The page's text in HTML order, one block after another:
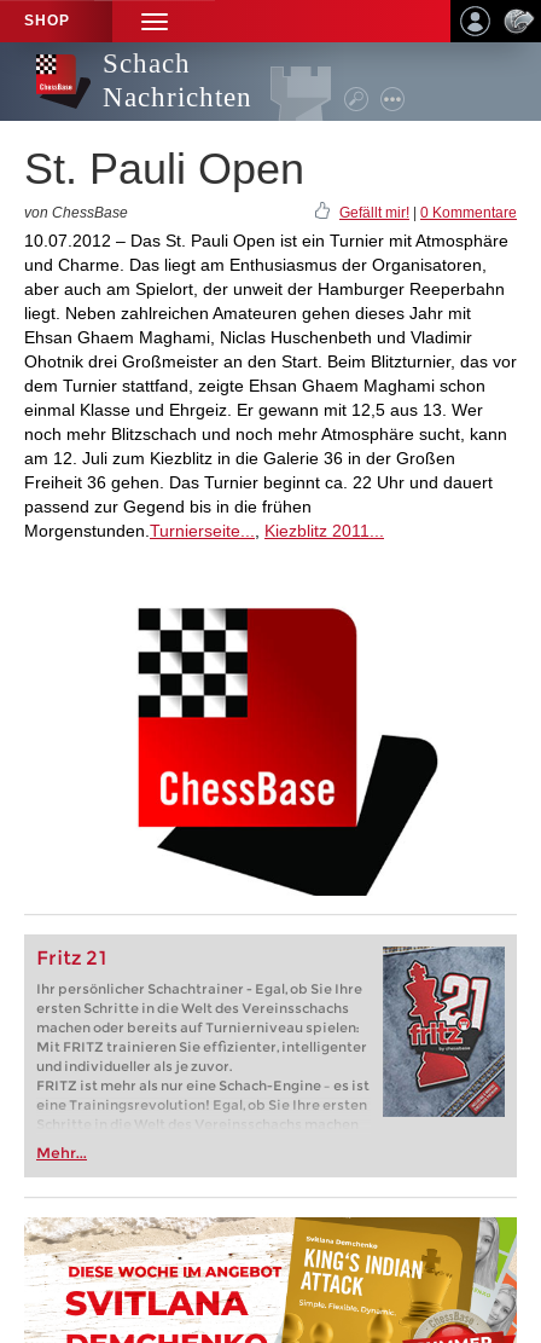
SHOP
TOGGLE
NAVIGATION
Schach
Nachrichten
St. Pauli Open
von ChessBase Gefällt mir! 0 Kommentare
10.07.2012 – Das St. Pauli Open ist ein Turnier mit Atmosphäre
und Charme. Das liegt am Enthusiasmus der Organisatoren,
aber auch am Spielort, der unweit der Hamburger Reeperbahn
liegt. Neben zahlreichen Amateuren gehen dieses Jahr mit
Ehsan Ghaem Maghami, Niclas Huschenbeth und Vladimir
Ohotnik drei Großmeister an den Start. Beim Blitzturnier, das vor
dem Turnier stattfand, zeigte Ehsan Ghaem Maghami schon
einmal Klasse und Ehrgeiz. Er gewann mit 12,5 aus 13. Wer
noch mehr Blitzschach und noch mehr Atmosphäre sucht, kann
am 12. Juli zum Kiezblitz in die Galerie 36 in der Großen
Freiheit 36 gehen. Das Turnier beginnt ca. 22 Uhr und dauert
passend zur Gegend bis in die frühen
Morgenstunden. Turnierseite... Kiezblitz 2011...
Fritz 21
Ihr persönlicher Schachtrainer - Egal, ob Sie Ihre
ersten Schritte in die Welt des Vereinsschachs
machen oder bereits auf Turnierniveau spielen:
Mit FRITZ trainieren Sie effizienter, intelligenter
und individueller als je zuvor.
FRITZ ist mehr als nur eine Schach-Engine – es ist
eine Trainingsrevolution! Egal, ob Sie Ihre ersten
Schritte in die Welt des Vereinsschachs machen
oder bereits auf Turnierniveau spielen: Mit
FRITZ trainieren Sie effizienter, intelligenter und
individueller als je zuvor.
Mehr...